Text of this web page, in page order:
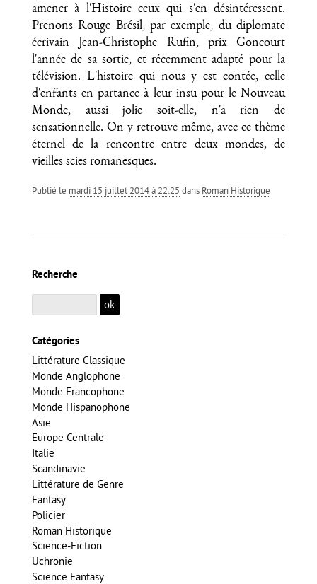
amener à l'Histoire ceux qui s'en désintéressent.
Prenons Rouge Brésil, par exemple, du diplomate
écrivain Jean-Christophe Rufin, prix Goncourt
l'année de sa sortie, et récemment adapté pour la
télévision. L'histoire qui nous y est contée, celle
d'enfants en partance à leur insu pour le Nouveau
Monde, aussi jolie soit-elle, n'a rien de
sensationnelle. On y retrouve même, avec ce thème
éternel de la rencontre entre deux mondes, de
vieilles scies romanesques.
Publié le mardi 15 juillet 2014 à 22:25 dans Roman Historique
Recherche
Catégories
Littérature Classique
Monde Anglophone
Monde Francophone
Monde Hispanophone
Asie
Europe Centrale
Italie
Scandinavie
Littérature de Genre
Fantasy
Policier
Roman Historique
Science-Fiction
Uchronie
Science Fantasy